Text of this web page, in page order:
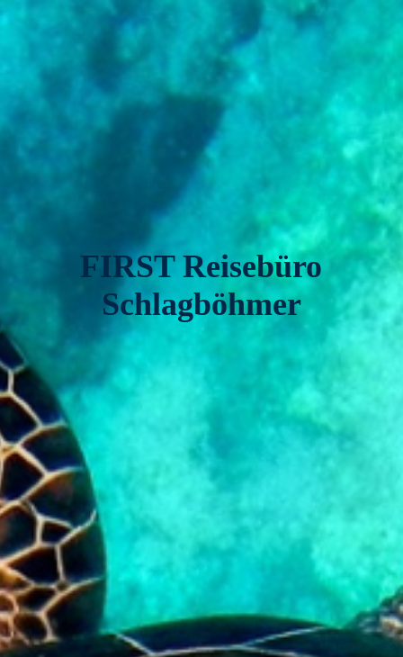
FIRST Reisebüro
Schlagböhmer